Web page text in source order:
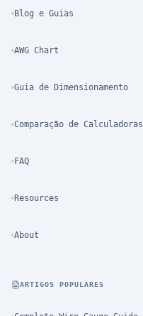
Blog e Guias
AWG Chart
Guia de Dimensionamento
Comparação de Calculadoras
FAQ
Resources
About
ARTIGOS POPULARES